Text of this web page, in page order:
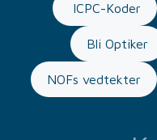
ICPC-Koder
Bli Optiker
NOFs vedtekter